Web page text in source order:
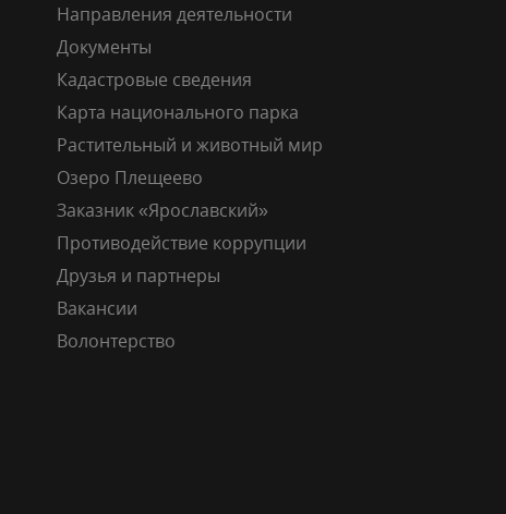
Направления деятельности
Документы
Кадастровые сведения
Карта национального парка
Растительный и животный мир
Озеро Плещеево
Заказник «Ярославский»
Противодействие коррупции
Друзья и партнеры
Вакансии
Волонтерство